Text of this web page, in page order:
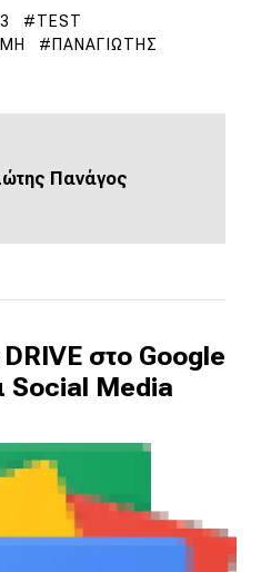
TEST
ΠΑΝΑΓΙΏΤΗΣ
Πανάγος
στο Google
Social Media